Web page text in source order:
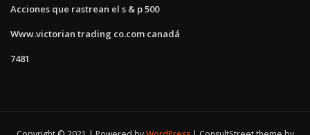
Acciones que rastrean el s & p 500
Www.victorian trading co.com canadá
7481